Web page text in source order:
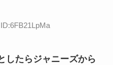
したらジャニーズから